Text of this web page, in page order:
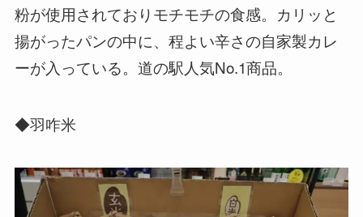
粉が使用されておりモチモチの食感。カリッと
揚がったパンの中に、程よい辛さの自家製カレ
ーが入っている。道の駅人気No.1商品。
◆羽咋米